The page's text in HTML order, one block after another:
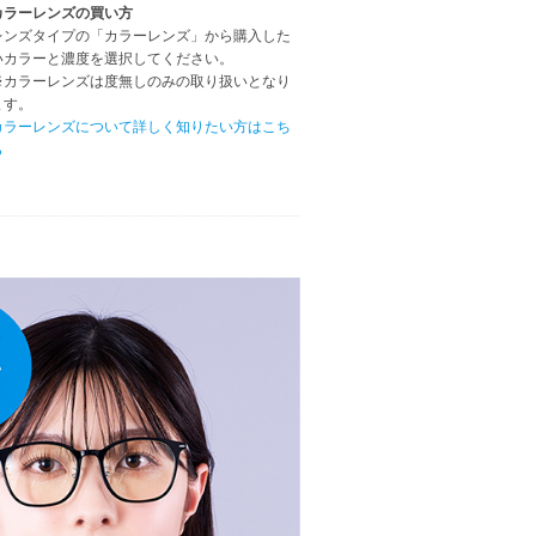
ラーレンズの買い方
ンズタイプの「カラーレンズ」から購入した
カラーと濃度を選択してください。
ラーレンズは度無しのみの取り扱いとなり
。
ラーレンズについて詳しく知りたい方はこち